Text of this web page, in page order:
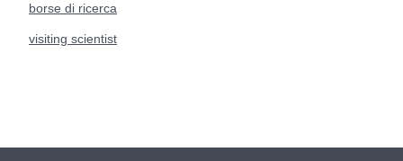
visiting scientist
borse di ricerca
visiting scientist